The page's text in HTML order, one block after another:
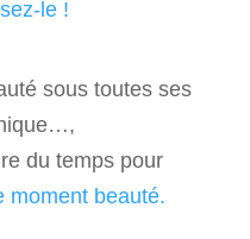
le !
sous toutes ses
du temps pour
moment beauté.